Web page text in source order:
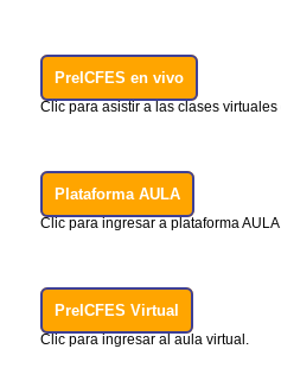
PreICFES en vivo
Clic para asistir a las clases virtuales
Plataforma AULA
Clic para ingresar a plataforma AULA.
PreICFES Virtual
Clic para ingresar al aula virtual.